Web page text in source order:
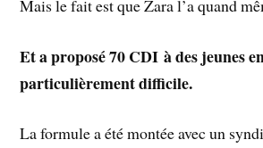
Mais le fait est que Zara l’a quand
Et a proposé 70 CDI à des jeunes
particulièrement difficile.
La formule a été montée avec un